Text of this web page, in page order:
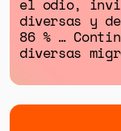
el odio,
diversas y
86 % …
diversas